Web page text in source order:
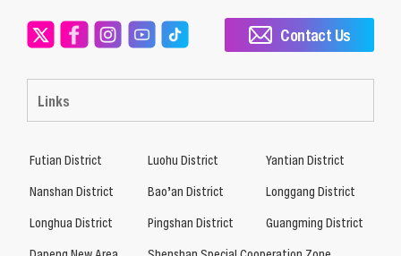
Links
Contact Us
Futian District Luohu District
Yantian District
Nanshan District
Bao’an District
Longgang District
Longhua District
Pingshan District
Guangming District